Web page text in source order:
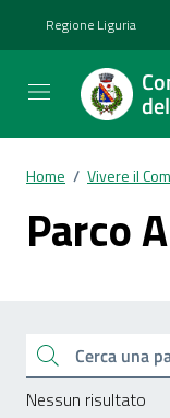
Regione Liguria
Home / Vivere il
Parco
Esplora
Cerca una parola chiave
Nessun risultato